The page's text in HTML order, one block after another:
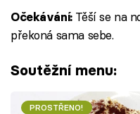
Očekávání:Těší se na
překoná sama sebe.
Soutěžní menu:
PROSTŘENO!